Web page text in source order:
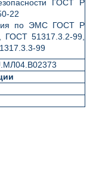
ГОСТ Р
22
по ЭМС ГОСТ Р
ГОСТ 51317.3.2-99,
99